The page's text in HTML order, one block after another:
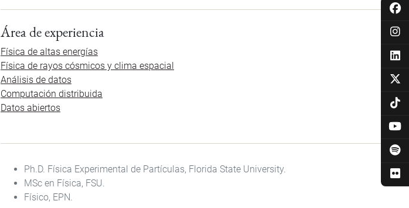
Área de experiencia
Física de altas energías
Física de rayos cósmicos y clima espacial
Análisis de datos
Computación distribuida
Datos abiertos
Ph.D. Física Experimental de Partículas, Florida State University.
MSc en Física, FSU.
Físico, EPN.